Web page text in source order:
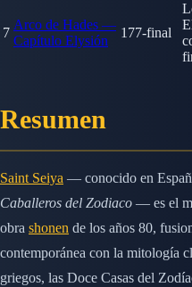
7
Arco de Hades —
Capítulo Elysión
177-final
Resumen
Saint Seiya — conocido en
Caballeros del Zodiaco — es el
obra shonen de los años 80,
contemporánea con la mitología
griegos, las Doce Casas del